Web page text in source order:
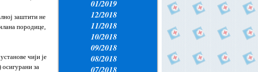
заштити не
породице,
чији је
за
01/2019
12/2018
11/2018
10/2018
09/2018
08/2018
07/2018